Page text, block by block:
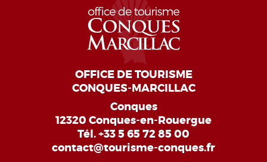
OFFICE DE TOURISME
CONQUES-MARCILLAC
Conques
12320 Conques-en-Rouergue
Tél.+33 5 65 72 85 00
contact@tourisme-conques.fr